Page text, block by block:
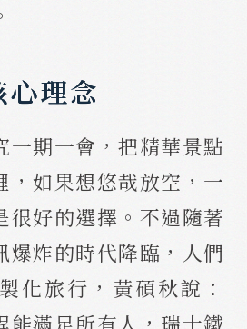
理念
一期一會，把精華景點
，如果想悠哉放空，一
很好的選擇。不過隨著
爆炸的時代降臨，人們
化旅行，黃碩秋說：